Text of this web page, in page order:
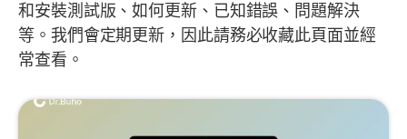
和安裝測試版、如何更新、已知錯誤、問題解決
等。我們會定期更新，因此請務必收藏此頁面並經
常查看。